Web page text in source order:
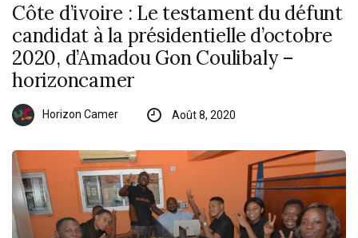
Côte d’ivoire : Le testament du défunt
candidat à la présidentielle d’octobre
2020, d’Amadou Gon Coulibaly –
horizoncamer
Horizon Camer Août 8, 2020